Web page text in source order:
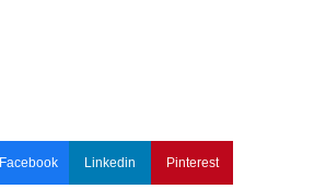
Facebook Linkedin Pinterest